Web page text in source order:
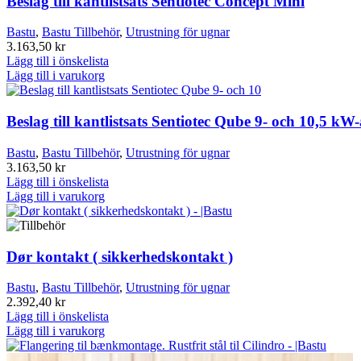
Bastu, Bastu Tillbehör, Utrustning för ugnar
3.163,50 kr
Lägg till i önskelista
Lägg till i varukorg
Beslag till kantlistsats Sentiotec Qube 9- och 10,5
Bastu, Bastu Tillbehör, Utrustning för ugnar
3.163,50 kr
Lägg till i önskelista
Lägg till i varukorg
Dør kontakt ( sikkerhedskontakt )
Bastu, Bastu Tillbehör, Utrustning för ugnar
2.392,40 kr
Lägg till i önskelista
Lägg till i varukorg